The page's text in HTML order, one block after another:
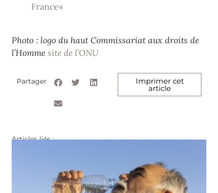
France«
Photo : logo du haut Commissariat aux droits de
l’Homme site de l’ONU
Partager Imprimer cet
article
Articles liés :